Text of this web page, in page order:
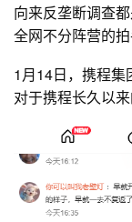
向来反垄断调查
全网不分阵营的拍
1月14日，携程
对于携程长久以